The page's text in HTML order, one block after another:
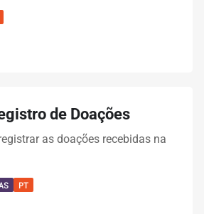
de Doações
as doações recebidas na
PT